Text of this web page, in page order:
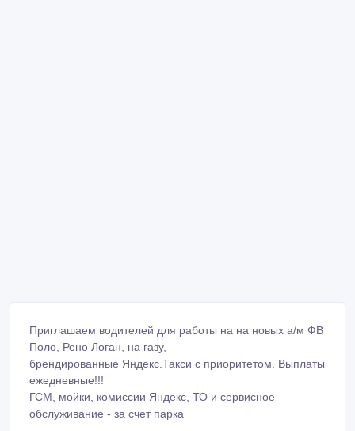
Приглашаем водителей для работы на на новых а/м ФВ
Поло, Рено Логан, на газу,
брендированные Яндекс.Такси с приоритетом. Выплаты
ежедневные!!!
ГСМ, мойки, комиссии Яндекс, ТО и сервисное
обслуживание - за счет парка